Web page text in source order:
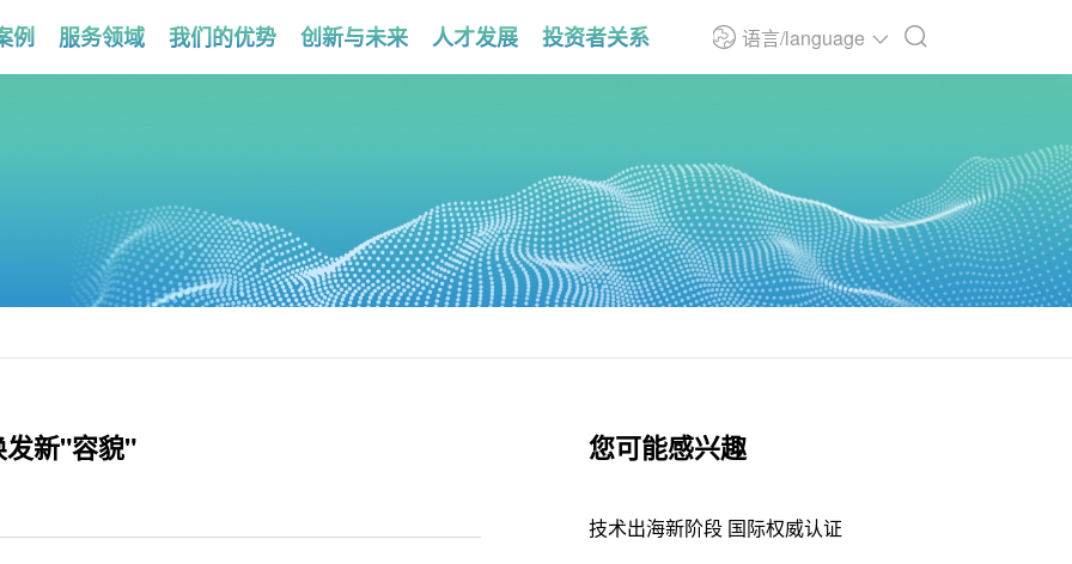
例 服务领域 我们的优势 创新与未来 人才发展 投资者关系 语言/language
发新"容貌" 您可能感兴趣
技术出海新阶段 国际权威认证